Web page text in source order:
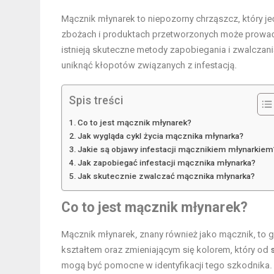
Mącznik młynarek to niepozorny chrząszcz, który
zbożach i produktach przetworzonych może
istnieją skuteczne metody zapobiegania i
uniknąć kłopotów związanych z infestacją.
Spis treści
Co to jest mącznik młynarek?
Jak wygląda cykl życia mącznika młynarka?
Jakie są objawy infestacji mącznikiem
Jak zapobiegać infestacji mącznika młynarka?
Jak skutecznie zwalczać mącznika młynarka?
Co to jest mącznik młynarek?
Mącznik młynarek, znany również jako mącznik, to
kształtem oraz zmieniającym się kolorem, który od
mogą być pomocne w identyfikacji tego szkodnika.